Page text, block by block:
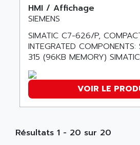
PSS
TC1028
MICROCOR
ADMIRAL
4900
ALPES DEIS
ALPES TECNOLOGIE
ALPHA
ALPHA GETRIEBEBAU
ALPHA LAVAL
ALPHA SOLWAY
ALPHA VUOTO
ALPHA WIRE
ALPHEE
HMI / Affichage
SIEMENS
SIMATIC C7-626/P,
INTEGRATED
315 (96KB MEMORY)
VOIR LE
Résultats 1 - 20 sur 20